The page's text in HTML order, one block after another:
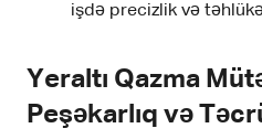
işdə precizlik və
Yeraltı Qazma
Peşəkarlıq və